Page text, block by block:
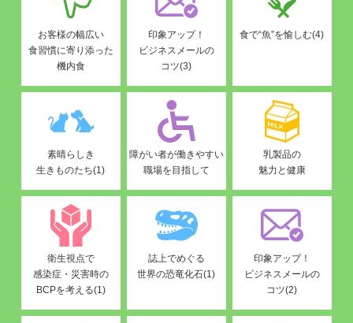
お客様の幅広い
食習慣に寄り添った
機内食
印象アップ！
ビジネスメールの
コツ(3)
食で“魚”を愉しむ(4)
素晴らしき
生きものたち(1)
障がい者が働きやすい
職場を目指して
乳製品の
魅力と健康
衛生視点で
感染症・災害時の
BCPを考える(1)
誌上でめぐる
世界の恐竜化石(1)
印象アップ！
ビジネスメールの
コツ(2)